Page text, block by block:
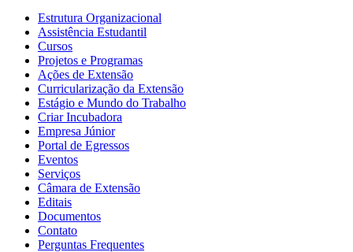
Estrutura Organizacional
Assistência Estudantil
Cursos
Projetos e Programas
Ações de Extensão
Curricularização da Extensão
Estágio e Mundo do Trabalho
Criar Incubadora
Empresa Júnior
Portal de Egressos
Eventos
Serviços
Câmara de Extensão
Editais
Documentos
Contato
Perguntas Frequentes